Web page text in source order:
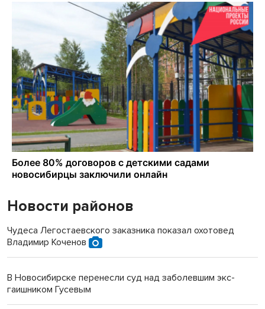
Новости районов
Чудеса Легостаевского заказника показал охотовед
Владимир Коченов
В Новосибирске перенесли суд над заболевшим экс-
гаишником Гусевым